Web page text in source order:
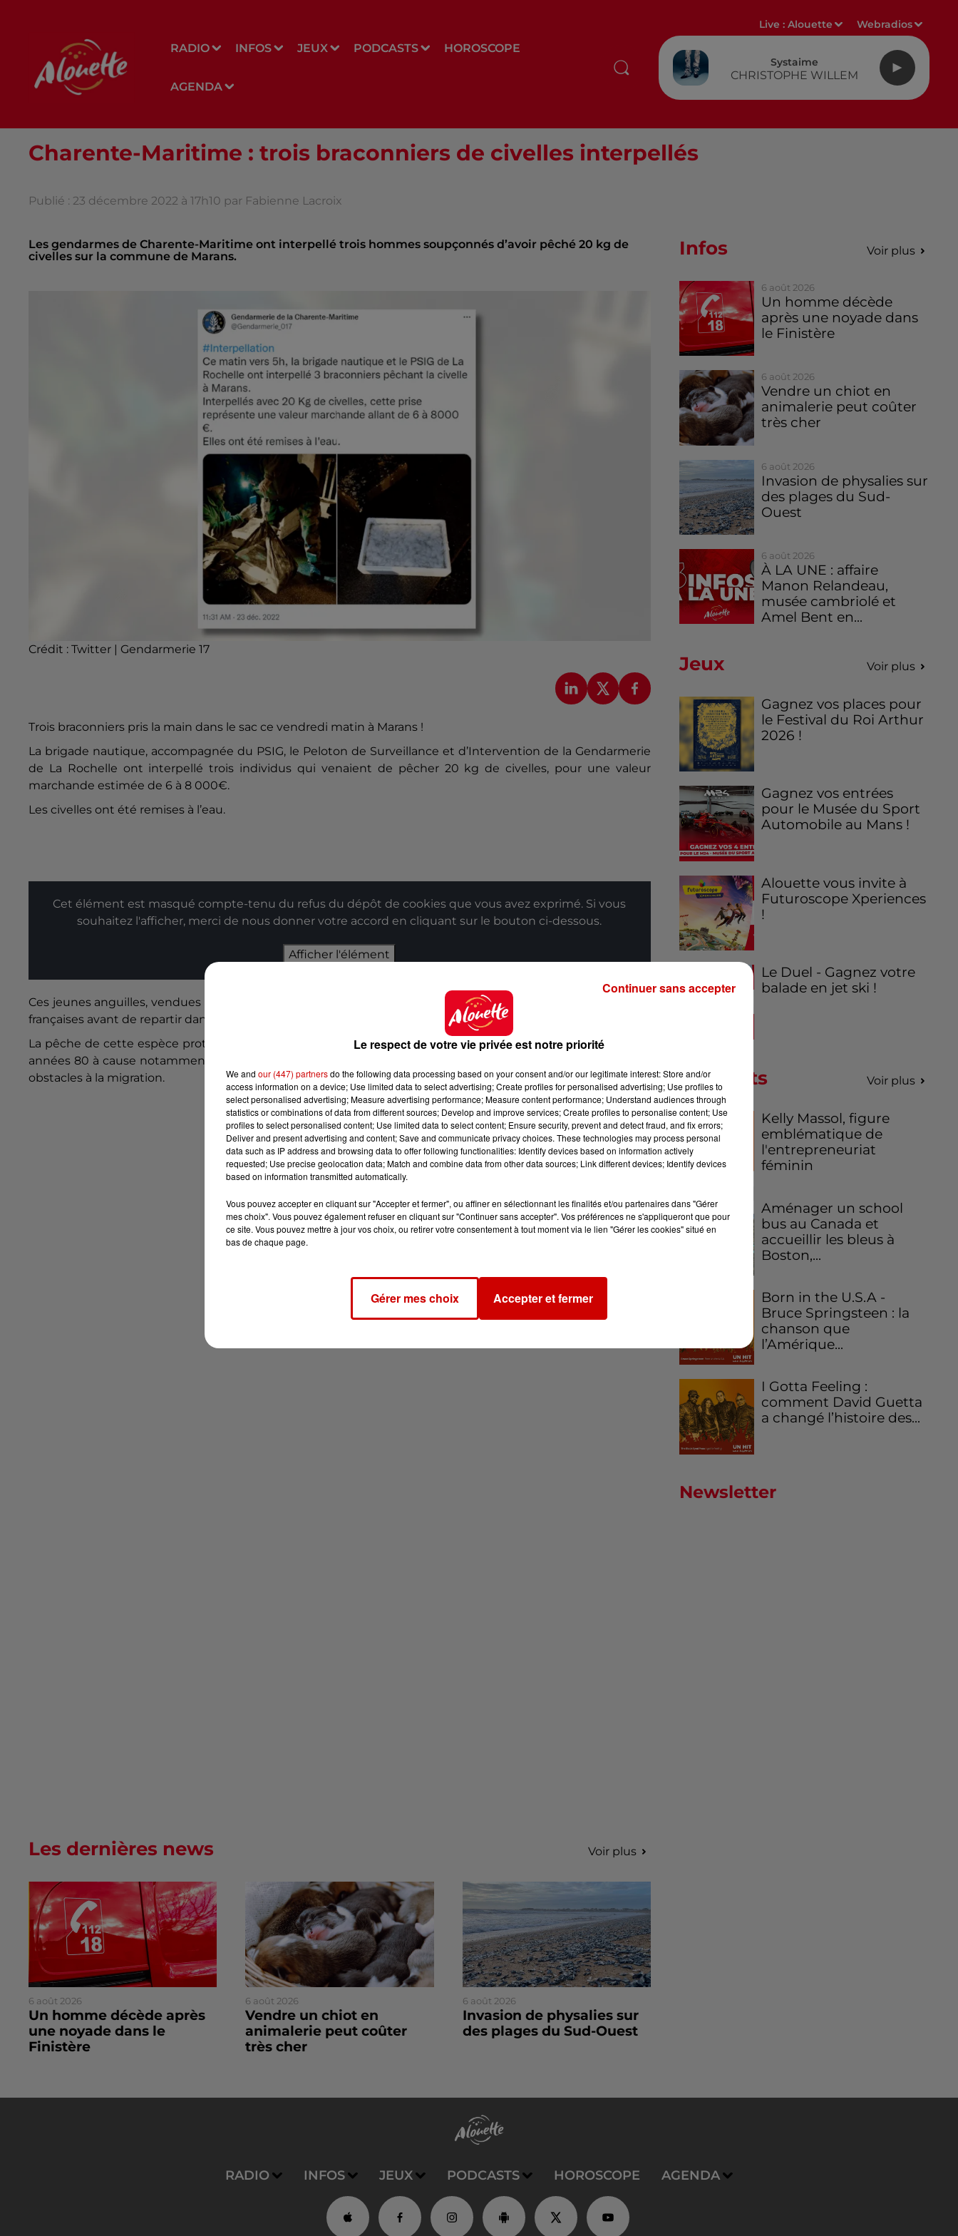
RADIO INFOS JEUX PODCASTS HOROSCOPE
AGENDA
Live :Alouette Webradios
Systaime
CHRISTOPHE WILLEM
Charente-Maritime : trois braconniers de civelles interpellés
Publié : 23 décembre 2022 à 17h10 par Fabienne Lacroix
Les gendarmes de Charente-Maritime ont interpellé trois hommes soupçonnés d’avoir pêché 20 kg de
civelles sur la commune de Marans.
Crédit : Twitter | Gendarmerie 17
Trois braconniers pris la main dans le sac ce vendredi matin à Marans !
La brigade nautique, accompagnée du PSIG, le Peloton de Surveillance et d’Intervention de la Gendarmerie
de La Rochelle ont interpellé trois individus qui venaient de pêcher 20 kg de civelles, pour une valeur
marchande estimée de 6 à 8 000€.
Les civelles ont été remises à l’eau.
Cet élément est masqué compte-tenu du refus du dépôt de cookies que vous avez exprimé. Si vous
souhaitez l'afficher, merci de nous donner votre accord en cliquant sur le bouton ci-dessous.
Afficher l'élément
Ces jeunes anguilles, vendues à prix d’or, viennent se développer pendant plusieurs années dans les rivières
françaises avant de repartir dans leur zone de reproduction.
La pêche de cette espèce protégée par la loi est réglementée car le nombre de civelles diminue depuis les
années 80 à cause notamment de la pollution, du réchauffement climatique, de la surpêche ou encore des
obstacles à la migration.
Infos Voir plus
6 août 2026
Un homme décède
après une noyade dans
le Finistère
6 août 2026
Vendre un chiot en
animalerie peut coûter
très cher
6 août 2026
Invasion de physalies sur
des plages du Sud-
Ouest
6 août 2026
À LA UNE : affaire
Manon Relandeau,
musée cambriolé et
Amel Bent en...
Jeux Voir plus
Gagnez vos places pour
le Festival du Roi Arthur
2026 !
Gagnez vos entrées
pour le Musée du Sport
Automobile au Mans !
Alouette vous invite à
Futuroscope Xperiences
!
Le Duel - Gagnez votre
balade en jet ski !
Podcasts Voir plus
Kelly Massol, figure
emblématique de
l'entrepreneuriat
féminin
Aménager un school
bus au Canada et
accueillir les bleus à
Boston,...
Born in the U.S.A -
Bruce Springsteen : la
chanson que
l’Amérique...
I Gotta Feeling :
comment David Guetta
a changé l’histoire des...
Newsletter
Les dernières news Voir plus
6 août 2026
Un homme décède après
une noyade dans le
Finistère
6 août 2026
Vendre un chiot en
animalerie peut coûter
très cher
6 août 2026
Invasion de physalies sur
des plages du Sud-Ouest
RADIO INFOS JEUX PODCASTS HOROSCOPE AGENDA
Le respect de votre vie privée est notre priorité
We and our (447) partnersdo the following data processing based on your consent and/or our legitimate interest: Store and/or
access information on a device; Use limited data to select advertising; Create profiles for personalised advertising; Use profiles to
select personalised advertising; Measure advertising performance; Measure content performance; Understand audiences through
statistics or combinations of data from different sources; Develop and improve services; Create profiles to personalise content; Use
profiles to select personalised content; Use limited data to select content; Ensure security, prevent and detect fraud, and fix errors;
Deliver and present advertising and content; Save and communicate privacy choices. These technologies may process personal
data such as IP address and browsing data to offer following functionalities: Identify devices based on information actively
requested; Use precise geolocation data; Match and combine data from other data sources; Link different devices; Identify devices
based on information transmitted automatically.
Vous pouvez accepter en cliquant sur "Accepter et fermer", ou affiner en sélectionnant les finalités et/ou partenaires dans "Gérer
mes choix". Vous pouvez également refuser en cliquant sur "Continuer sans accepter". Vos préférences ne s'appliqueront que pour
ce site. Vous pouvez mettre à jour vos choix, ou retirer votre consentement à tout moment via le lien "Gérer les cookies" situé en
bas de chaque page.
Gérer mes choix Accepter et fermer
Continuer sans accepter